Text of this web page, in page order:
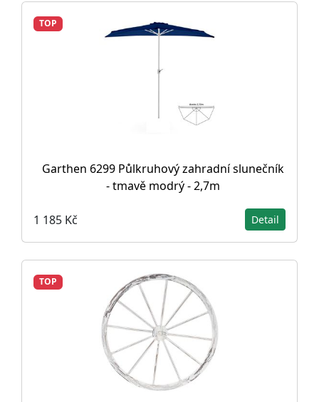
TOP
Garthen 6299 Půlkruhový zahradní slunečník
- tmavě modrý - 2,7m
1 185 Kč Detail
TOP